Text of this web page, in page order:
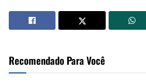
Recomendado Para Você